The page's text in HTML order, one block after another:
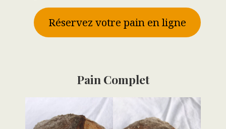
Réservez votre pain en ligne
Pain Complet